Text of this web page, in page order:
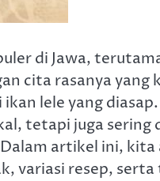
di Jawa,
cita rasanya yang
lele yang diasap.
tetapi juga sering
artikel ini, kita
variasi resep, serta